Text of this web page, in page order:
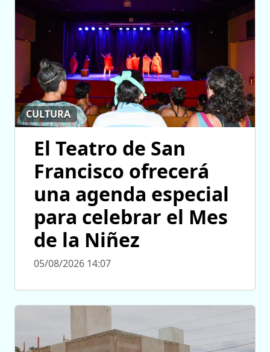
CULTURA
El Teatro de San
Francisco ofrecerá
una agenda especial
para celebrar el Mes
de la Niñez
05/08/2026 14:07